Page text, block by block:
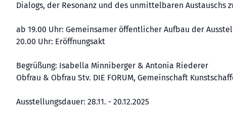
Dialogs, der Resonanz und des unmittelbaren Austauschs
ab 19.00 Uhr: Gemeinsamer öffentlicher Aufbau der
20.00 Uhr: Eröffnungsakt
Begrüßung: Isabella Minniberger & Antonia Riederer
Obfrau & Obfrau Stv. DIE FORUM, Gemeinschaft
Ausstellungsdauer: 28.11. - 20.12.2025